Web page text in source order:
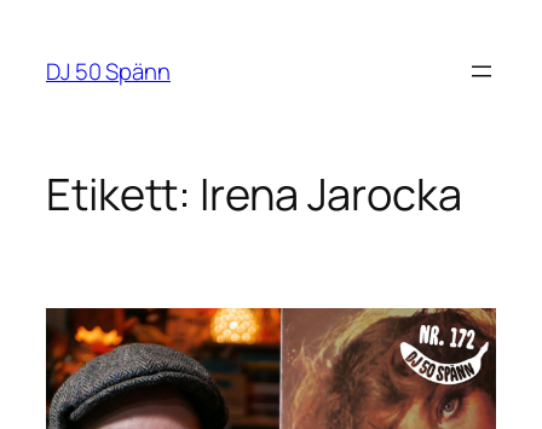
innehåll
DJ 50 Spänn
Etikett: Irena Jarocka